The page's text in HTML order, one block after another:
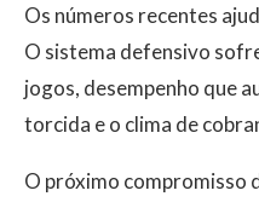
Os números recentes
O sistema defensivo
jogos, desempenho que
torcida e o clima de
O próximo compromisso